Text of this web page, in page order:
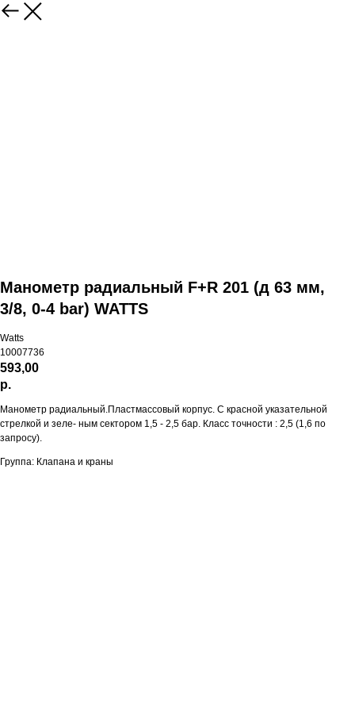
Манометр радиальный F+R 201 (д 63 мм,
3/8, 0-4 bar) WATTS
Watts
10007736
593,00
р.
Манометр радиальный.Пластмассовый корпус. С красной указательной
стрелкой и зеле- ным сектором 1,5 - 2,5 бар. Класс точности : 2,5 (1,6 по
запросу).
Группа: Клапана и краны